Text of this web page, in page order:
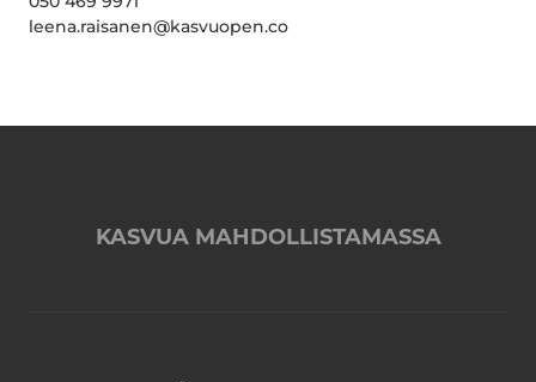
leena.raisanen@kasvuopen.co
KASVUA MAHDOLLISTAMASSA